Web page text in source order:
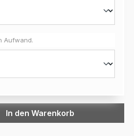
Aufwand.
gewünschten Wert
In den Warenkorb